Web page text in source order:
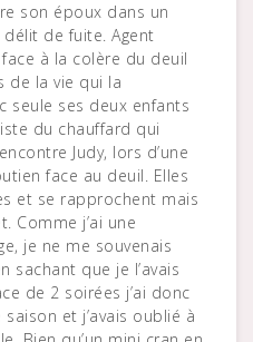
son époux dans un
de fuite. Agent
à la colère du deuil
de la vie qui la
seule ses deux enfants
du chauffard qui
Judy, lors d’une
face au deuil. Elles
et se rapprochent mais
Comme j’ai une
je ne me souvenais
sachant que je l’avais
de 2 soirées j’ai donc
et j’avais oublié à